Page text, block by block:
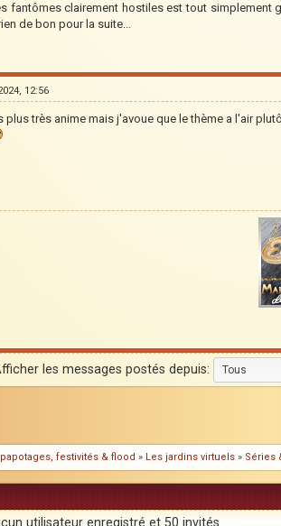
fantômes clairement hostiles est tout simplement
de bon pour la suite...
12:56
plus très anime mais j'avoue que le thème a l'air
les messages postés depuis:
festivités & flood » Les jardins virtuels » Séries
utilisateur enregistré et 50 invités